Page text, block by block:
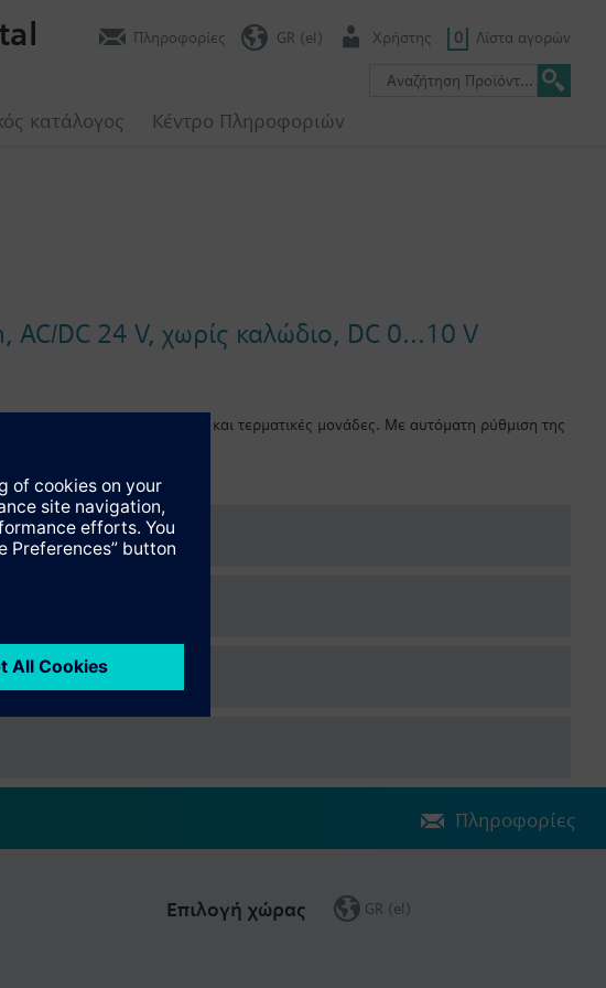
κατάλογος Κέντρο Πληροφοριών
Πληροφορίες GR (el) Χρήστης 0 Λίστα αγορών
DC 24 V, χωρίς καλώδιο, DC 0...10 V
ψυχόμενες οροφές και τερματικές μονάδες. Με αυτόματη ρύθμιση της
χειροκίνητος έλεγχος και καλώδιο σύνδεσης τύπου plug-in. Κατάλληλοι για
Siemens μικρές βάνες VD1..CLC και σε θερμαντικά σώματα με σύνδεση M30 x
Beulco new).
Πληροφορίες
Επιλογή χώρας GR (el)